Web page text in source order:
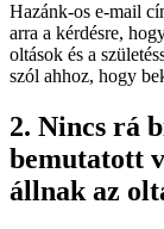
Hazánk-os e-mail
arra a kérdésre,
oltások és a
szól ahhoz, hogy
2. Nincs rá
bemutatott
állnak az